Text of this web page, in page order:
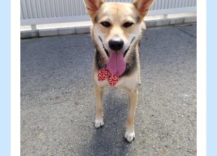
30
〇
31
〇
：シーズン料金 〇：空車
：残り僅か ×：満車